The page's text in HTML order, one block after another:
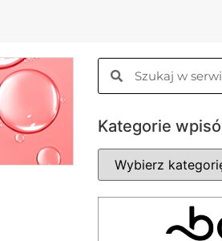
Kategorie